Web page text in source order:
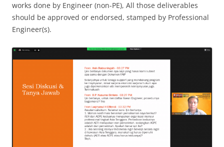
works done by Engineer (non-PE), All those deliverables
should be approved or endorsed, stamped by Professional
Engineer(s).